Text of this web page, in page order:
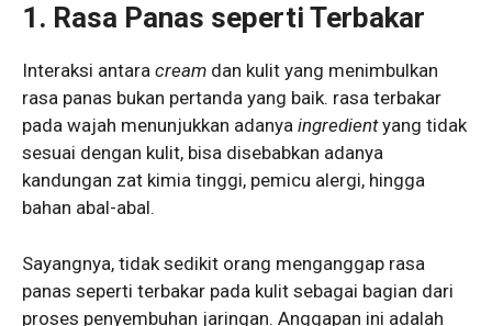
1. Rasa Panas seperti Terbakar
Interaksi antara cream dan kulit yang menimbulkan
rasa panas bukan pertanda yang baik. rasa terbakar
pada wajah menunjukkan adanya ingredientyang tidak
sesuai dengan kulit, bisa disebabkan adanya
kandungan zat kimia tinggi, pemicu alergi, hingga
bahan abal-abal.
Sayangnya, tidak sedikit orang menganggap rasa
panas seperti terbakar pada kulit sebagai bagian dari
proses penyembuhan jaringan. Anggapan ini adalah